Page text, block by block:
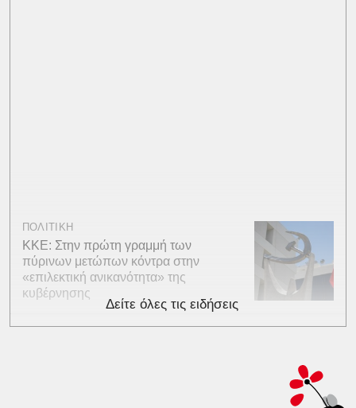
ΠΟΛΙΤΙΚΗ
ΚΚΕ: Στην πρώτη γραμμή των
πύρινων μετώπων κόντρα στην
«επιλεκτική ανικανότητα» της
κυβέρνησης
Δείτε όλες τις ειδήσεις